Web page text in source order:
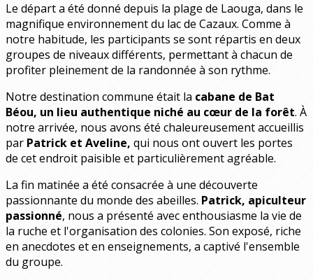
Le départ a été donné depuis la plage de Laouga, dans le
magnifique environnement du lac de Cazaux. Comme à
notre habitude, les participants se sont répartis en deux
groupes de niveaux différents, permettant à chacun de
profiter pleinement de la randonnée à son rythme.
Notre destination commune était la cabane de Bat
Béou, un lieu authentique niché au cœur de la forêt. À
notre arrivée, nous avons été chaleureusement accueillis
par Patrick et Aveline, qui nous ont ouvert les portes
de cet endroit paisible et particulièrement agréable.
La fin matinée a été consacrée à une découverte
passionnante du monde des abeilles. Patrick, apiculteur
passionné, nous a présenté avec enthousiasme la vie de
la ruche et l'organisation des colonies. Son exposé, riche
en anecdotes et en enseignements, a captivé l'ensemble
du groupe.